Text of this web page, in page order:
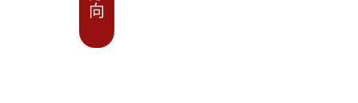
向